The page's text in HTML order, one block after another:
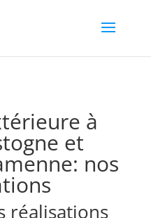
à
et
nos
réalisations